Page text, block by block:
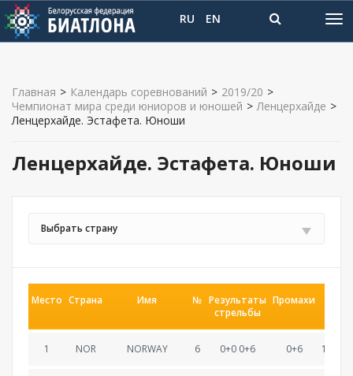
RU EN
Главная > Календарь соревнований > 2019/20 >
Чемпионат мира среди юниоров и юношей > Ленцерхайде >
Ленцерхайде. Эстафета. Юноши
Ленцерхайде. Эстафета. Юноши
Выбрать страну
Место Страна Имя № Результаты
стрельбы
Промахи
1 NOR NORWAY 6 0+0 0+6 0+6